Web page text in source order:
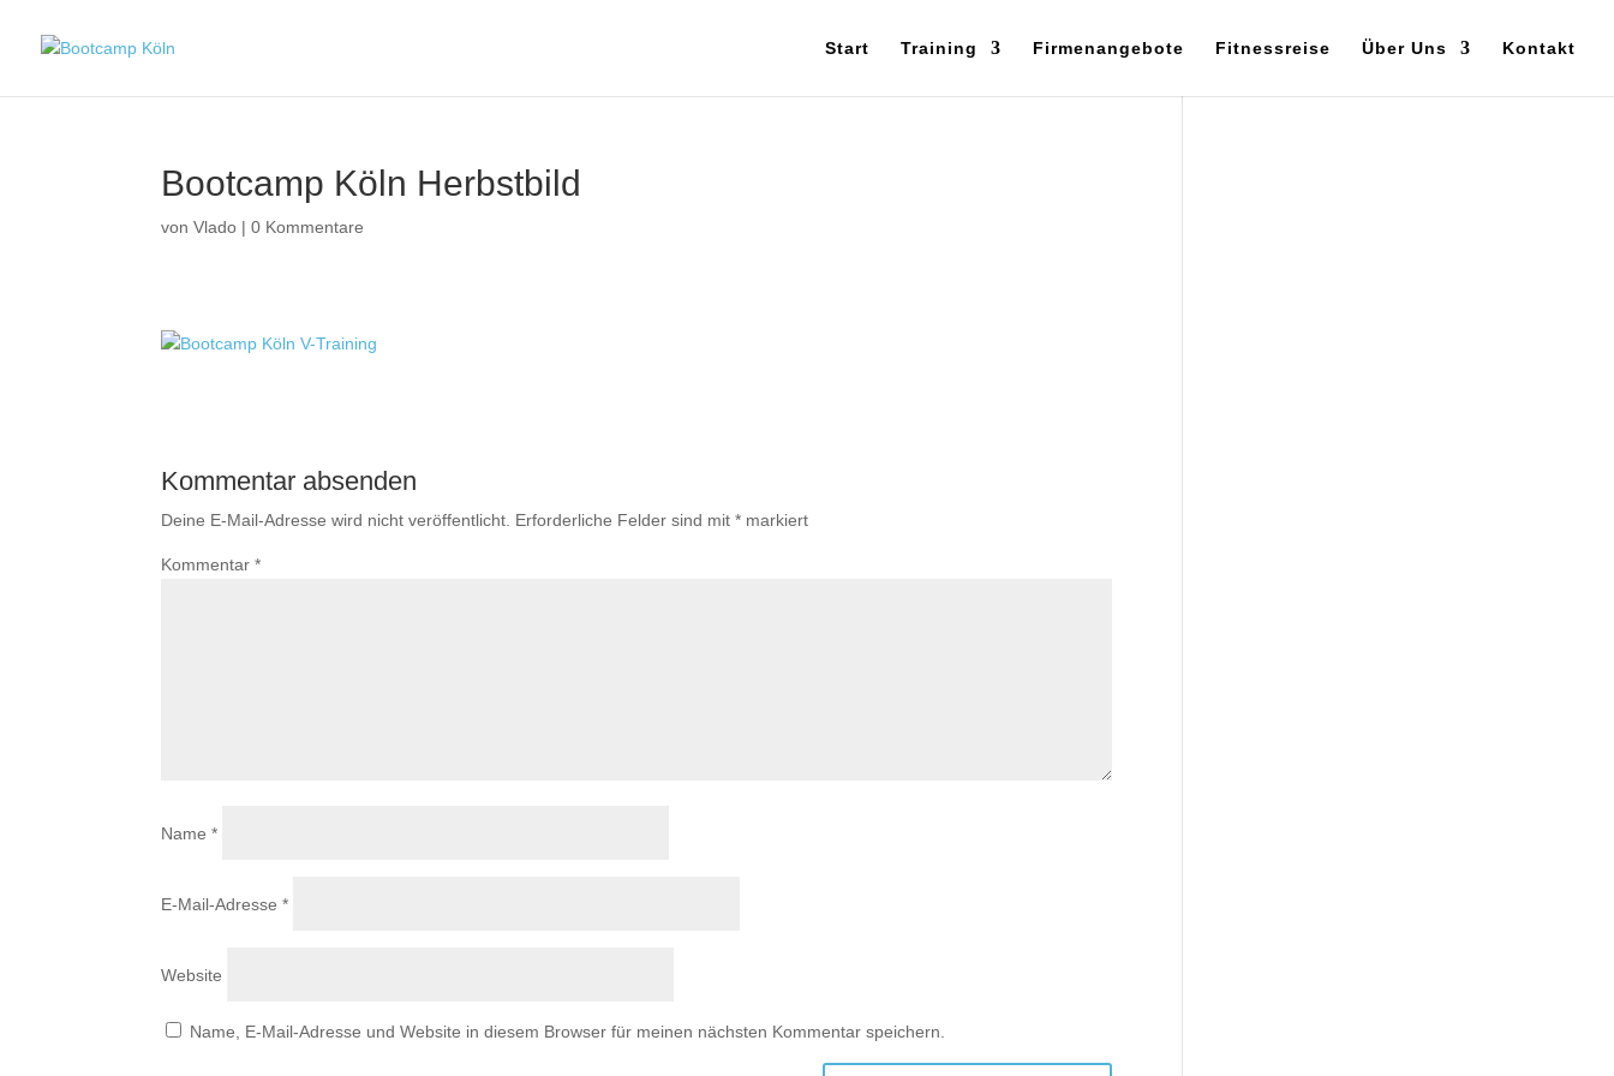
Start Training Firmenangebote Fitnessreise Über Uns Kontakt
Bootcamp Köln Herbstbild
vonVlado |0 Kommentare
Kommentar absenden
Deine E-Mail-Adresse wird nicht veröffentlicht. Erforderliche Felder sind mit* markiert
Kommentar*
Name*
E-Mail-Adresse*
Website
Name, E-Mail-Adresse und Website in diesem Browser für meinen nächsten Kommentar speichern.